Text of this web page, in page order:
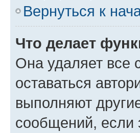
Вернуться к
Что делает
Она удаляет все
оставаться
выполняют
сообщений, если